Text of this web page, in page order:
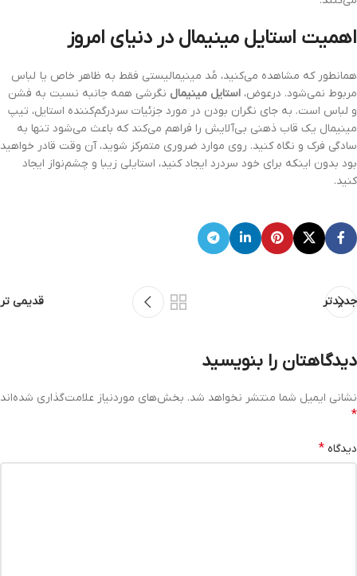
اهمیت استایل مینیمال در دنیای امروز
همانطور که مشاهده می‌کنید، مُد مینیمالیستی فقط به ظاهر خاص یا لباس
مربوط نمی‌شود. درعوض، استایل مینیمال نگرشی همه جانبه نسبت به فشن
و لباس است. به جای نگران بودن در مورد جزئیات سردرگم‌کننده استایل، تیپ
مینیمال یک قاب ذهنی بی‌آلایش را فراهم می‌کند که باعث می‌شود تنها به
سادگی فرک و نگاه کنید. روی موارد ضروری متمرکز شوید، آن وقت قادر خواهید
بود بدون اینکه برای خود سردرد ایجاد کنید، استایلی زیبا و چشم‌نواز ایجاد
کنید.
جدیدتر قدیمی تر
دیدگاهتان را بنویسید
نشانی ایمیل شما منتشر نخواهد شد. بخش‌های موردنیاز علامت‌گذاری شده‌اند
*
دیدگاه *